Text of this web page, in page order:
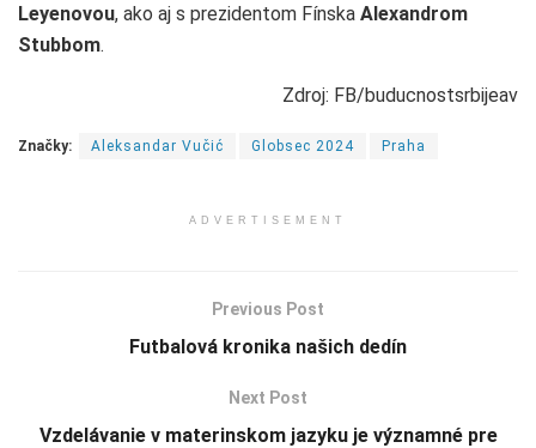
Leyenovou, ako aj s prezidentom Fínska Alexandrom
Stubbom.
Zdroj: FB/buducnostsrbijeav
Značky: Aleksandar Vučić Globsec 2024 Praha
ADVERTISEMENT
Previous Post
Futbalová kronika našich dedín
Next Post
Vzdelávanie v materinskom jazyku je významné pre